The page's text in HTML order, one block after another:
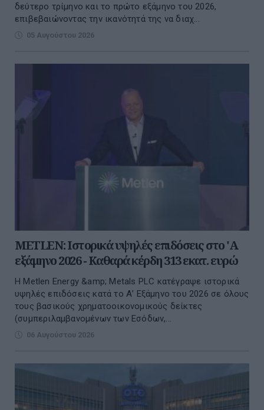
δεύτερο τρίμηνο και το πρώτο εξάμηνο του 2026,
επιβεβαιώνοντας την ικανότητά της να διαχ...
05 Αυγούστου 2026
METLEN: Iστορικά υψηλές επιδόσεις στο 'A
εξάμηνο 2026 - Kαθαρά κέρδη 313 εκατ. ευρώ
Η Metlen Energy &amp; Metals PLC κατέγραψε ιστορικά
υψηλές επιδόσεις κατά το Α’ Εξάμηνο του 2026 σε όλους
τους βασικούς χρηματοοικονομικούς δείκτες
(συμπεριλαμβανομένων των Εσόδων,...
06 Αυγούστου 2026